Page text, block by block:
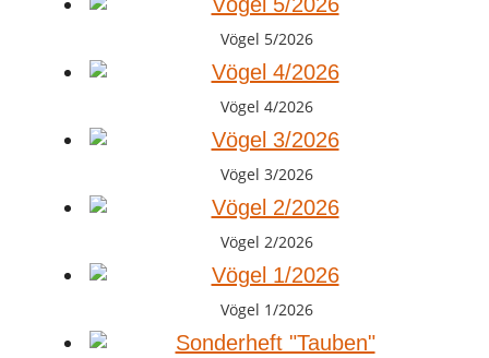
Vögel 5/2026
Vögel 4/2026
Vögel 3/2026
Vögel 2/2026
Vögel 1/2026